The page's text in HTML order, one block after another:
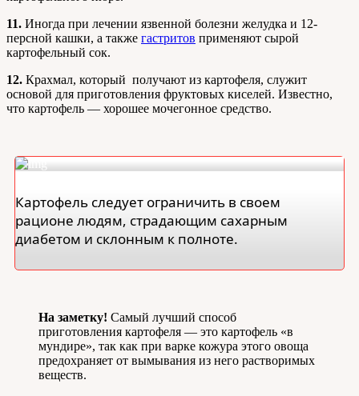
11. Иногда при лечении язвенной болезни желудка и 12-
персной кашки, а также гастритов применяют сырой
картофельный сок.
12. Крахмал, который получают из картофеля, служит
основой для приготовления фруктовых киселей. Известно,
что картофель — хорошее мочегонное средство.
Картофель следует ограничить в своем
рационе людям, страдающим сахарным
диабетом и склонным к полноте.
На заметку! Самый лучший способ
приготовления картофеля — это картофель «в
мундире», так как при варке кожура этого овоща
предохраняет от вымывания из него растворимых
веществ.